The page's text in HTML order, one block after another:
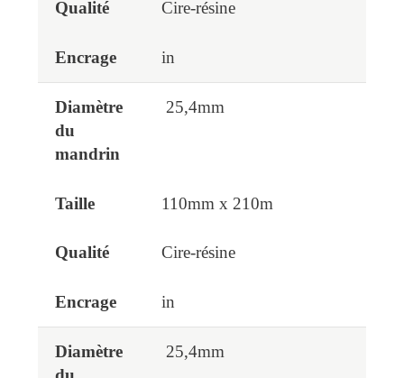
Cire-résine
in
25,4mm
110mm x 210m
Cire-résine
in
25,4mm